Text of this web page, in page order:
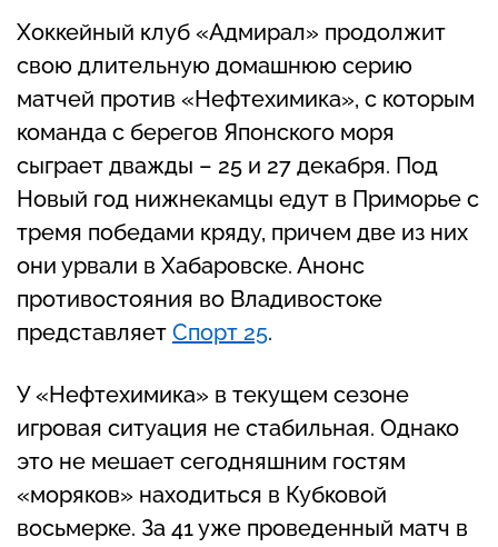
Хоккейный клуб «Адмирал» продолжит
свою длительную домашнюю серию
матчей против «Нефтехимика», с которым
команда с берегов Японского моря
сыграет дважды – 25 и 27 декабря. Под
Новый год нижнекамцы едут в Приморье с
тремя победами кряду, причем две из них
они урвали в Хабаровске. Анонс
противостояния во Владивостоке
представляет Спорт 25.
У «Нефтехимика» в текущем сезоне
игровая ситуация не стабильная. Однако
это не мешает сегодняшним гостям
«моряков» находиться в Кубковой
восьмерке. За 41 уже проведенный матч в